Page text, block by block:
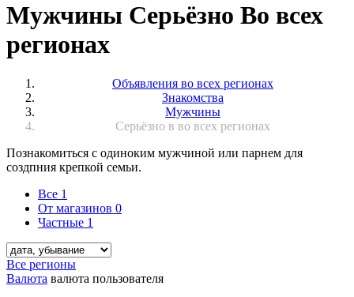
Мужчины Серьёзно Во всех
регионах
Объявления во всех регионах
Знакомства
Мужчины
Серьёзно в во всех регионах
Познакомиться с одиноким мужчиной или парнем для
создпния крепкой семьи.
Все 1
От магазинов 0
Частные 1
Все регионы
Валюта валюта пользователя